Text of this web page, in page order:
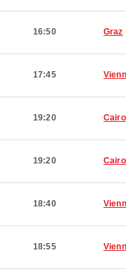
16:50 Graz
17:45
19:20 Cairo
19:20 Cairo
18:40
18:55